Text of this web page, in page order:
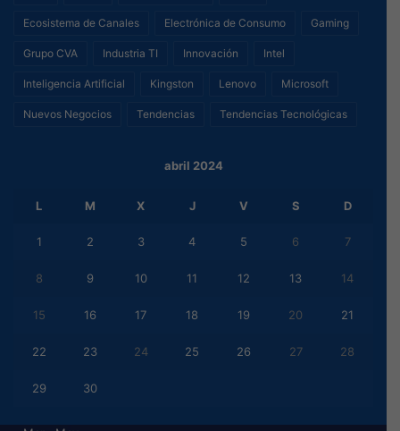
Ecosistema de Canales Electrónica de Consumo Gaming
Grupo CVA Industria TI Innovación Intel
Inteligencia Artificial Kingston Lenovo Microsoft
Nuevos Negocios Tendencias Tendencias Tecnológicas
abril 2024
L M X J V S D
1 2 3 4 5 6 7
8 9 10 11 12 13 14
15 16 17 18 19 20 21
22 23 24 25 26 27 28
29 30